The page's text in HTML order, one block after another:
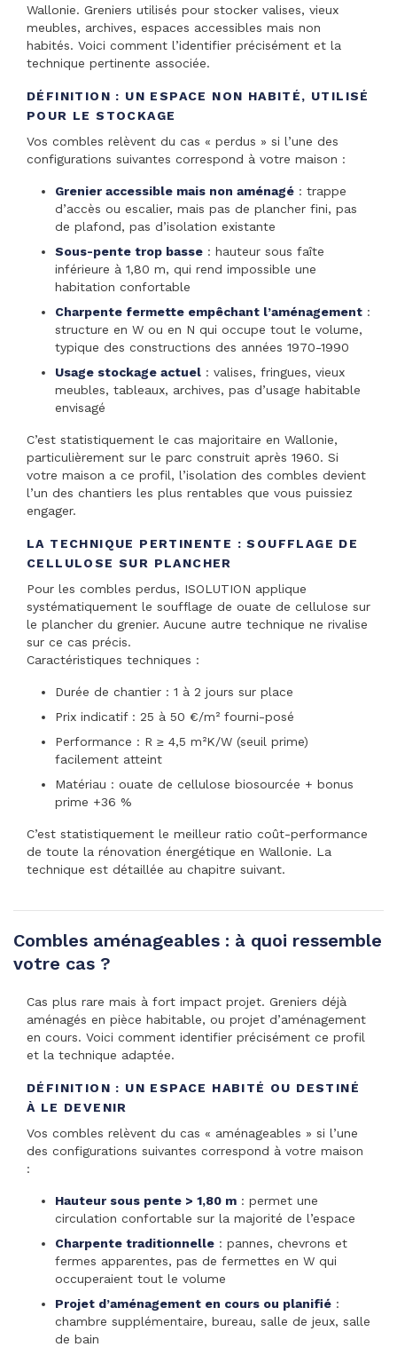
Wallonie. Greniers utilisés pour stocker valises, vieux
meubles, archives, espaces accessibles mais non
habités. Voici comment l’identifier précisément et la
technique pertinente associée.
DÉFINITION : UN ESPACE NON HABITÉ, UTILISÉ
POUR LE STOCKAGE
Vos combles relèvent du cas « perdus » si l’une des
configurations suivantes correspond à votre maison :
Grenier accessible mais non aménagé : trappe
d’accès ou escalier, mais pas de plancher fini, pas
de plafond, pas d’isolation existante
Sous-pente trop basse : hauteur sous faîte
inférieure à 1,80 m, qui rend impossible une
habitation confortable
Charpente fermette empêchant l’aménagement :
structure en W ou en N qui occupe tout le volume,
typique des constructions des années 1970-1990
Usage stockage actuel : valises, fringues, vieux
meubles, tableaux, archives, pas d’usage habitable
envisagé
C’est statistiquement le cas majoritaire en Wallonie,
particulièrement sur le parc construit après 1960. Si
votre maison a ce profil, l’isolation des combles devient
l’un des chantiers les plus rentables que vous puissiez
engager.
LA TECHNIQUE PERTINENTE : SOUFFLAGE DE
CELLULOSE SUR PLANCHER
Pour les combles perdus, ISOLUTION applique
systématiquement le soufflage de ouate de cellulose sur
le plancher du grenier. Aucune autre technique ne rivalise
sur ce cas précis.
Caractéristiques techniques :
Durée de chantier : 1 à 2 jours sur place
Prix indicatif : 25 à 50 €/m² fourni-posé
Performance : R ≥ 4,5 m²K/W (seuil prime)
facilement atteint
Matériau : ouate de cellulose biosourcée + bonus
prime +36 %
C’est statistiquement le meilleur ratio coût-performance
de toute la rénovation énergétique en Wallonie. La
technique est détaillée au chapitre suivant.
Combles aménageables : à quoi ressemble
votre cas ?
Cas plus rare mais à fort impact projet. Greniers déjà
aménagés en pièce habitable, ou projet d’aménagement
en cours. Voici comment identifier précisément ce profil
et la technique adaptée.
DÉFINITION : UN ESPACE HABITÉ OU DESTINÉ
À LE DEVENIR
Vos combles relèvent du cas « aménageables » si l’une
des configurations suivantes correspond à votre maison
:
Hauteur sous pente > 1,80 m : permet une
circulation confortable sur la majorité de l’espace
Charpente traditionnelle : pannes, chevrons et
fermes apparentes, pas de fermettes en W qui
occuperaient tout le volume
Projet d’aménagement en cours ou planifié :
chambre supplémentaire, bureau, salle de jeux, salle
de bain